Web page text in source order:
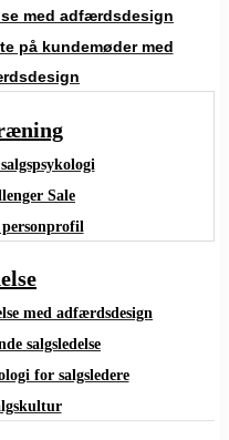
med adfærdsdesign
på kundemøder med
Sale
med adfærdsdesign
salgsledelse
for salgsledere